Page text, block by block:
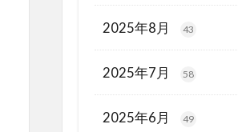
2025年8月 43
2025年7月 58
2025年6月 49